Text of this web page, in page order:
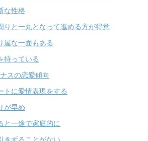
な性格
りと一丸となって進める方が得意
屋な一面もある
持っている
スの恋愛傾向
トに愛情表現をする
が早め
と一途で家庭的に